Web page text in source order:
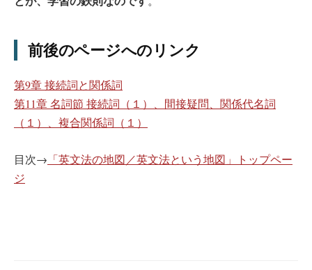
前後のページへのリンク
第9章 接続詞と関係詞
第11章 名詞節 接続詞（１）、間接疑問、関係代名詞
（１）、複合関係詞（１）
目次→ 「英文法の地図／英文法という地図」トップペー
ジ